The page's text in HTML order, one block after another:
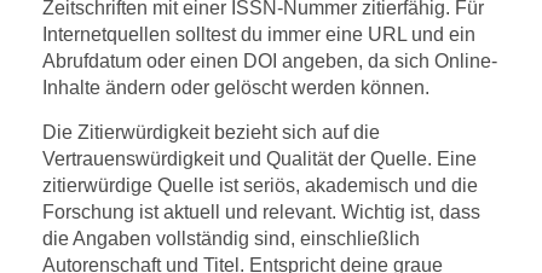
Zeitschriften mit einer ISSN-Nummer zitierfähig. Für
Internetquellen solltest du immer eine URL und ein
Abrufdatum oder einen DOI angeben, da sich Online-
Inhalte ändern oder gelöscht werden können.
Die Zitierwürdigkeit bezieht sich auf die
Vertrauenswürdigkeit und Qualität der Quelle. Eine
zitierwürdige Quelle ist seriös, akademisch und die
Forschung ist aktuell und relevant. Wichtig ist, dass
die Angaben vollständig sind, einschließlich
Autorenschaft und Titel. Entspricht deine graue